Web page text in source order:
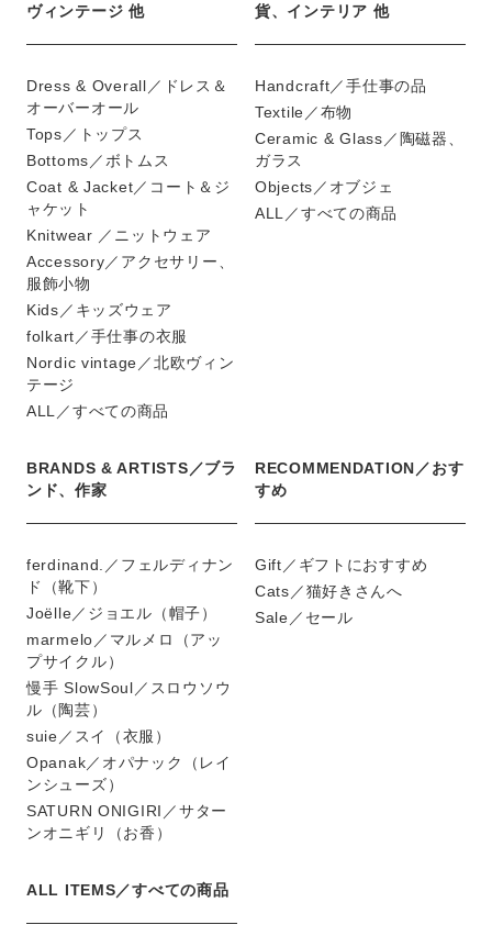
ヴィンテージ 他
Dress & Overall／ドレス＆
オーバーオール
Tops／トップス
Bottoms／ボトムス
Coat & Jacket／コート＆ジ
ャケット
Knitwear ／ニットウェア
Accessory／アクセサリー、
服飾小物
Kids／キッズウェア
folkart／手仕事の衣服
Nordic vintage／北欧ヴィン
テージ
ALL／すべての商品
貨、インテリア 他
Handcraft／手仕事の品
Textile／布物
Ceramic & Glass／陶磁器、
ガラス
Objects／オブジェ
ALL／すべての商品
BRANDS & ARTISTS／ブラ
ンド、作家
ferdinand.／フェルディナン
ド（靴下）
Joëlle／ジョエル（帽子）
marmelo／マルメロ（アッ
プサイクル）
慢手 SlowSoul／スロウソウ
ル（陶芸）
suie／スイ（衣服）
Opanak／オパナック（レイ
ンシューズ）
SATURN ONIGIRI／サター
ンオニギリ（お香）
RECOMMENDATION／おす
すめ
Gift／ギフトにおすすめ
Cats／猫好きさんへ
Sale／セール
ALL ITEMS／すべての商品